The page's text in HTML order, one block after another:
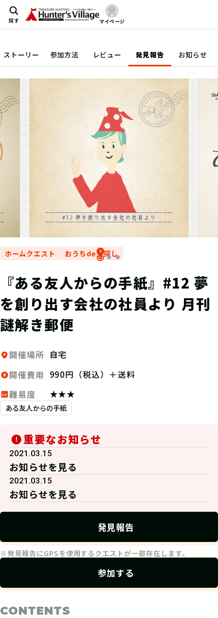
探す マイページ
ストーリー 参加方法 レビュー 発見報告 お知らせ
ホームクエスト おうちde宝探し
『ある友人からの手紙』#12 夢
を創り出す会社の社員より 月刊
謎解き郵便
開催場所 自宅
開催費用
990円（税込）＋送料
難易度
★★★
ある友人からの手紙
重要なお知らせ
2021.03.15
お知らせを見る
2021.03.15
お知らせを見る
発見報告
※発見報告にGPSを使用するクエストが一部存在します。
参加する
CONTENTS